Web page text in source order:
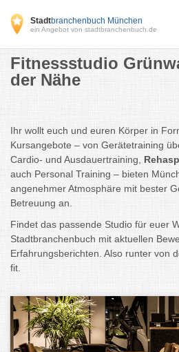
Stadtbranchenbuch München
ein Angebot von stadtbranchenbuch.de
Fitnessstudio
der Nähe
Ihr wollt euch und euren Körper in
Kursangebote – von Gerätetraining
Cardio- und Ausdauertraining,
auch Personal Training – bieten
angenehmerAtmosphäre mit bester
Betreuung an.
Findet das passende Studio für euer
Stadtbranchenbuch mit aktuellen
Erfahrungsberichten. Also runter von
fit.